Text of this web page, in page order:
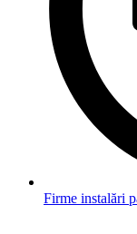
Firme instalări